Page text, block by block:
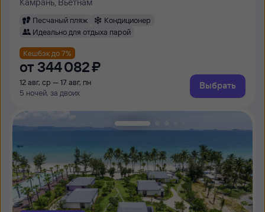
Песчаный пляж
Кондиционер
Идеально для отдыха парой
Кешбэк до 7%
от 344 ⁠082 ⁠₽
12 авг, ср — 17 авг, пн
5 ночей, за двоих
Выбрать